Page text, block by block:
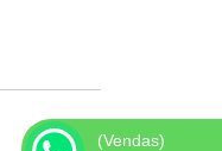
(Vendas)